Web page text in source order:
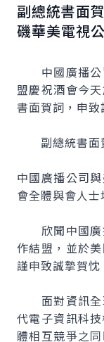
副總統書面
磯華美電視
中國廣播公
盟慶祝酒會今
書面賀詞，申致
副總統書面
中國廣播公司
會全體與會人士
欣聞中國廣
作結盟，並於
謹申致誠摯賀忱
面對資訊全
代電子資訊科
體相互競爭之